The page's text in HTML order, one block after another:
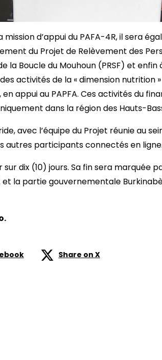
d’appui du PAFA-4R, il sera
du Projet de Relèvement des
la Boucle du Mouhoun (PRSF) et enfin
activités de la « dimension nutrition
appui au PAPFA. Ces activités du
dans la région des Hauts-
avec l’équipe du Projet réunie au
autres participants connectés en ligne.
dix (10) jours. Sa fin sera marquée
la partie gouvernementale
Share on X